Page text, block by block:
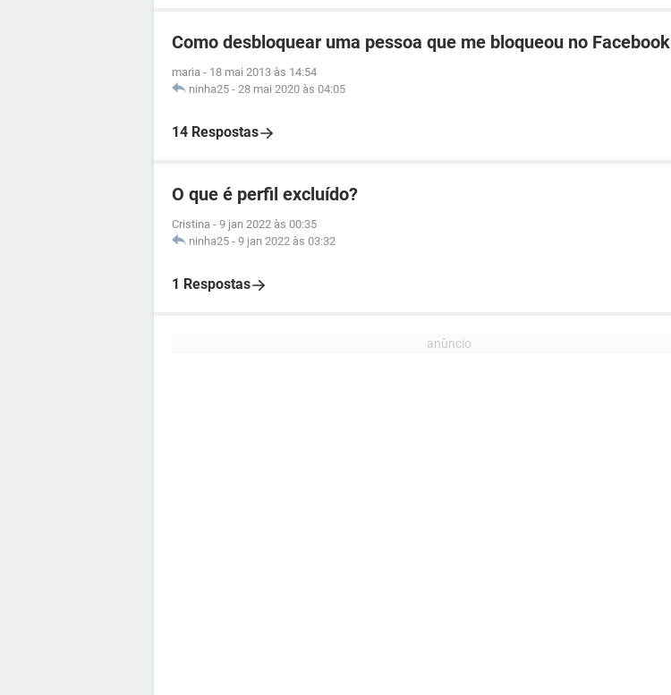
Como desbloquear uma pessoa que me bloqueou no Facebook
maria - 18 mai 2013 às 14:54
ninha25 - 28 mai 2020 às 04:05
14 Respostas
O que é perfil excluído?
Cristina - 9 jan 2022 às 00:35
ninha25 - 9 jan 2022 às 03:32
1 Respostas